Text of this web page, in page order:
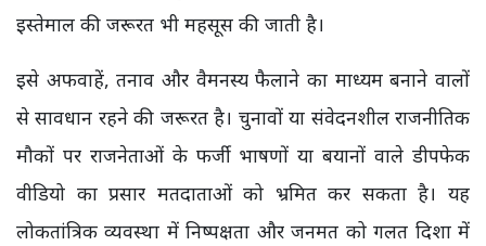
इस्तेमाल की जरूरत भी महसूस की जाती है।
इसे अफवाहें, तनाव और वैमनस्य फैलाने का माध्यम बनाने वालों
से सावधान रहने की जरूरत है। चुनावों या संवेदनशील राजनीतिक
मौकों पर राजनेताओं के फर्जी भाषणों या बयानों वाले डीपफेक
वीडियो का प्रसार मतदाताओं को भ्रमित कर सकता है। यह
लोकतांत्रिक व्यवस्था में निष्पक्षता और जनमत को गलत दिशा में